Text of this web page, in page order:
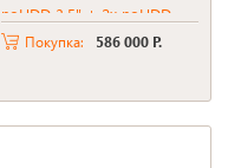
noHDD 3.5" + 2x noHDD
2.5" RAID P816i-A SR + BBU
Покупка: 586 000 Р.